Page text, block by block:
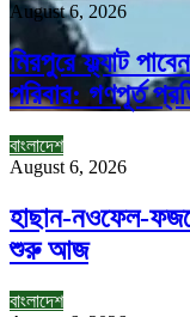
August 6, 2026
মিরপুরে ফ্ল্যাট
পরিবার: গণপূর্ত
বাংলাদেশ
August 6, 2026
হাছান-নওফেল-
শুরু আজ
বাংলাদেশ